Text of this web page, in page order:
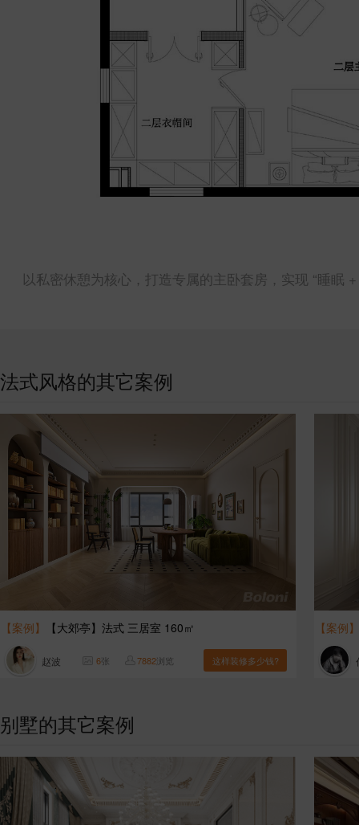
以私密休憩为核心，打造专属的主卧套房，实现 “睡眠
法式风格的其它案例
【案例】 【大郊亭】法式 三居室 160㎡
赵波 6张 7882浏览 这样装修多少钱?
【案例】
别墅的其它案例